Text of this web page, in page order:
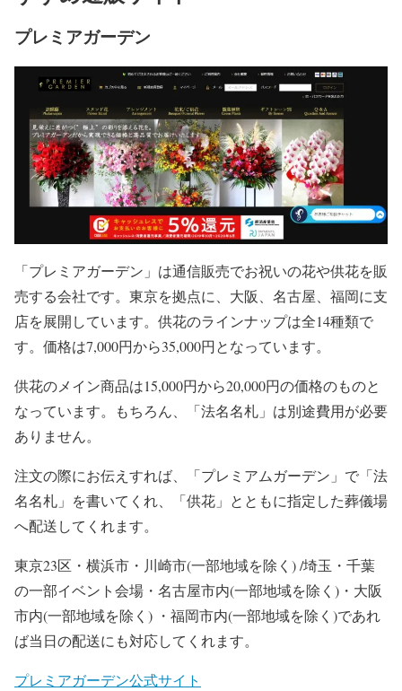
プレミアガーデン
「プレミアガーデン」は通信販売でお祝いの花や供花を販
売する会社です。東京を拠点に、大阪、名古屋、福岡に支
店を展開しています。供花のラインナップは全14種類で
す。価格は7,000円から35,000円となっています。
供花のメイン商品は15,000円から20,000円の価格のものと
なっています。もちろん、「法名名札」は別途費用が必要
ありません。
注文の際にお伝えすれば、「プレミアムガーデン」で「法
名名札」を書いてくれ、「供花」とともに指定した葬儀場
へ配送してくれます。
東京23区・横浜市・川崎市(一部地域を除く) /埼玉・千葉
の一部イベント会場・名古屋市内(一部地域を除く)・大阪
市内(一部地域を除く) ・福岡市内(一部地域を除く)であれ
ば当日の配送にも対応してくれます。
プレミアガーデン公式サイト